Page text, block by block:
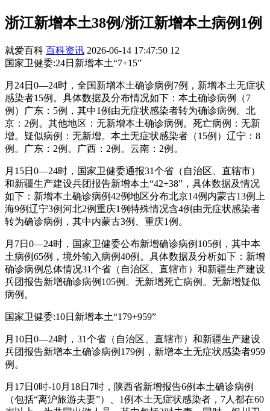
浙江新增本土38例/浙江新增本土病例1例
就爱百科 百科资讯 2026-06-14 17:47:50 12
国家卫健委:24日新增本土“7+15”
月24日0—24时，全国新增本土确诊病例7例，新增本土无症状
感染者15例。具体数据及分布情况如下：本土确诊病例（7
例）广东：5例，其中1例由无症状感染者转为确诊病例。北
京：2例。其他地区：无新增本土确诊病例。死亡病例：无新
增。疑似病例：无新增。本土无症状感染者（15例）辽宁：8
例。广东：2例。广西：2例。云南：2例。
月15日0—24时，国家卫健委通报31个省（自治区、直辖市）
和新疆生产建设兵团报告新增本土“42+38”，具体数据及情况
如下：新增本土确诊病例42例地区分布北京14例内蒙古13例上
海9例辽宁3例河北2例重庆1例特殊情况含4例由无症状感染者
转为确诊病例，其中内蒙古3例、重庆1例。
月7日0—24时，国家卫健委公布新增确诊病例105例，其中本
土病例65例，境外输入病例40例。具体数据及分析如下：新增
确诊病例总体情况31个省（自治区、直辖市）和新疆生产建设
兵团报告新增确诊病例105例。无新增死亡病例。无新增疑似
病例。
国家卫健委:10日新增本土“179+959”
月10日0—24时，31个省（自治区、直辖市）和新疆生产建设
兵团报告新增本土确诊病例179例，新增本土无症状感染者959
例。
月17日0时-10月18日7时，陕西省新增报告6例本土确诊病例
（包括“离沪旅游夫妻”）、1例本土无症状感染者，7人都在60